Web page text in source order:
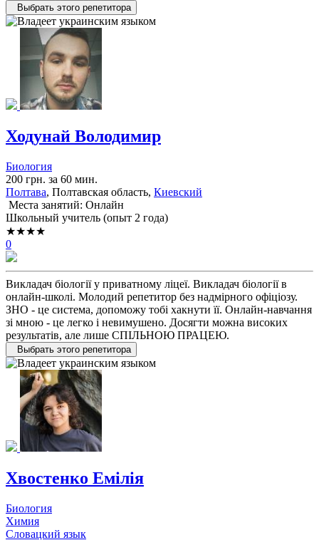
Выбрать этого репетитора
Ходунай Володимир
Биология
200 грн. за 60 мин.
Полтава, Полтавская область, Киевский
Места занятий: Онлайн
Школьный учитель (опыт 2 года)
★★★★
0
Викладач біології у приватному ліцеї. Викладач біології в
онлайн-школі. Молодий репетитор без надмірного офіціозу.
ЗНО - це система, допоможу тобі хакнути її. Онлайн-навчання
зі мною - це легко і невимушено. Досягти можна високих
результатів, але лише СПІЛЬНОЮ ПРАЦЕЮ.
Выбрать этого репетитора
Хвостенко Емілія
Биология
Химия
Словацкий язык